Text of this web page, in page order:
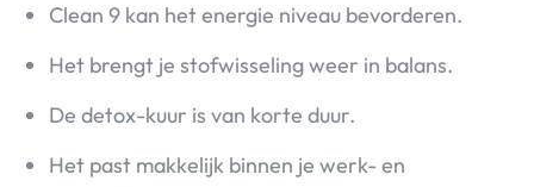
Clean 9 kan het energie niveau bevorderen.
Het brengt je stofwisseling weer in balans.
De detox-kuur is van korte duur.
Het past makkelijk binnen je werk- en